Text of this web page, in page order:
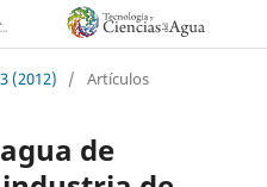
(2012) / Artículos
de